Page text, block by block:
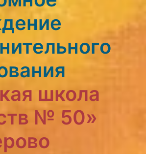
школа
№ 50»